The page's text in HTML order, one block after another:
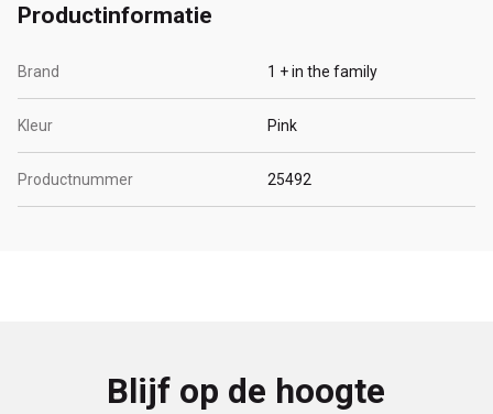
Productinformatie
Brand 1 + in the family
Kleur Pink
Productnummer 25492
Blijf op de hoogte